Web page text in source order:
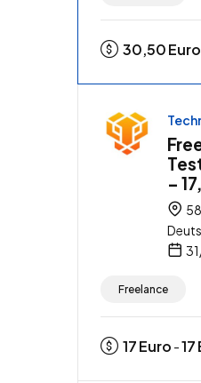
30,50Euro
–
Freelance
17Euro -17